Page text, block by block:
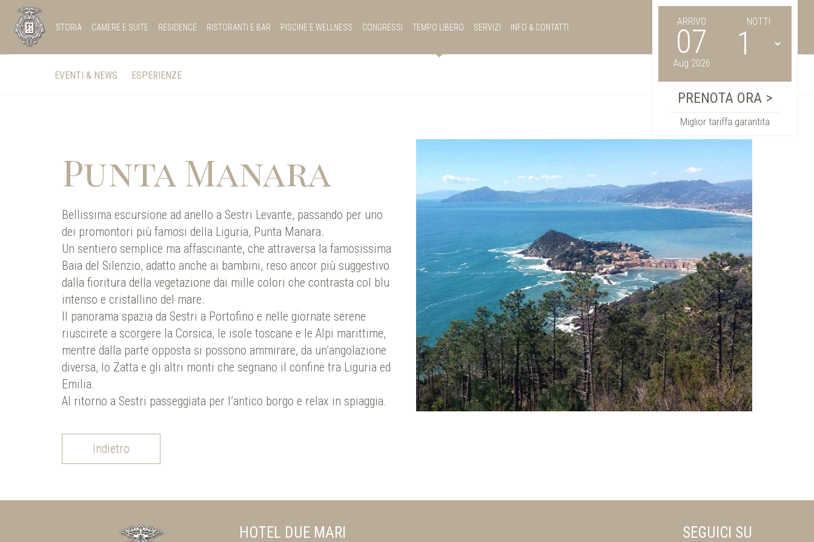
STORIA CAMERE E SUITE RESIDENCE RISTORANTI E BAR PISCINE E WELLNESS CONGRESSI TEMPO LIBERO SERVIZI INFO & CONTATTI ARRIVO
07
Aug 2026
NOTTI
Miglior tariffa garantita
EVENTI & NEWS ESPERIENZE
Punta Manara
Bellissima escursione ad anello a Sestri Levante, passando per uno
dei promontori più famosi della Liguria, Punta Manara.
Un sentiero semplice ma affascinante, che attraversa la famosissima
Baia del Silenzio, adatto anche ai bambini, reso ancor più suggestivo
dalla fioritura della vegetazione dai mille colori che contrasta col blu
intenso e cristallino del mare.
Il panorama spazia da Sestri a Portofino e nelle giornate serene
riuscirete a scorgere la Corsica, le isole toscane e le Alpi marittime,
mentre dalla parte opposta si possono ammirare, da un’angolazione
diversa, lo Zatta e gli altri monti che segnano il confine tra Liguria ed
Emilia.
Al ritorno a Sestri passeggiata per l’antico borgo e relax in spiaggia.
Indietro
HOTEL DUE MARI SEGUICI SU